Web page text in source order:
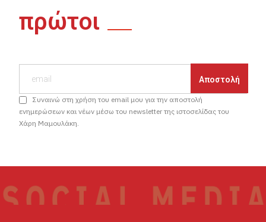
πρώτοι
Συναινώ στη χρήση του email μου για την αποστολή
ενημερώσεων και νέων μέσω του newsletter της ιστοσελίδας του
Χάρη Μαμουλάκη.